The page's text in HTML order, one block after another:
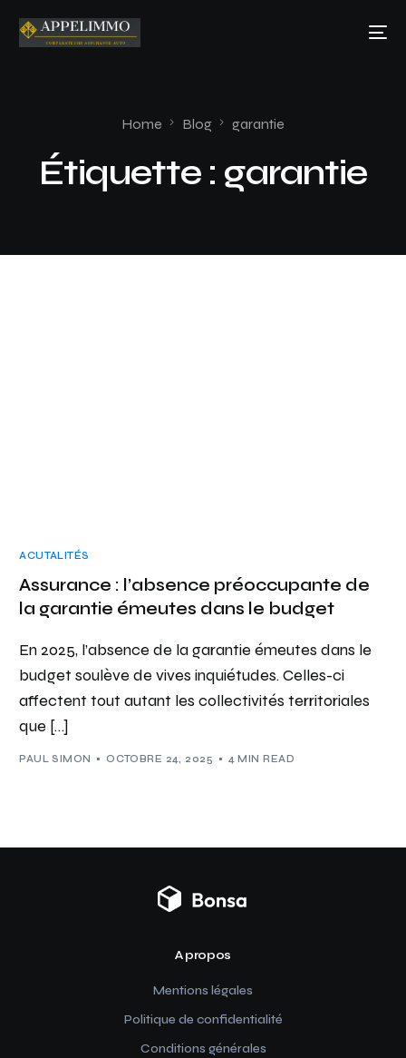
Home Blog garantie
Étiquette : garantie
ACUTALITÉS
Assurance : l’absence préoccupante de
la garantie émeutes dans le budget
En 2025, l’absence de la garantie émeutes dans le
budget soulève de vives inquiétudes. Celles-ci
affectent tout autant les collectivités territoriales
que […]
PAUL SIMON OCTOBRE 24, 2025 4 MIN READ
A propos
Mentions légales
Politique de confidentialité
Conditions générales